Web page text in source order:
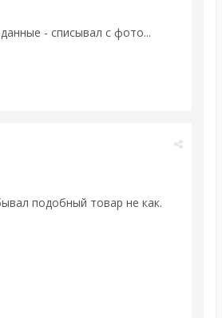
- списывал с фото...
подобный товар не как.